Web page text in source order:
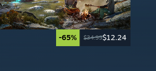
-65% $34.99$12.24
-40% $19.99$11.99
-70% $59.99$17.99
-60% $69.99$27.99